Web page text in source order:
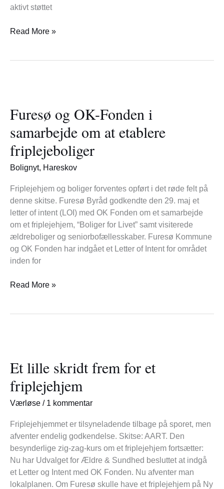
aktivt støttet
Read More »
Furesø og OK-Fonden i
samarbejde om at etablere
friplejeboliger
Bolignyt, Hareskov
Friplejehjem og boliger forventes opført i det røde felt på
denne skitse. Furesø Byråd godkendte den 29. maj et
letter of intent (LOI) med OK Fonden om et samarbejde
om et friplejehjem, “Boliger for Livet” samt visiterede
ældreboliger og seniorbofællesskaber. Furesø Kommune
og OK Fonden har indgået et Letter of Intent for området
inden for
OK-
Fonden
i
samarbejde
om
at
friplejeboliger
Read More »
Et lille skridt frem for et
friplejehjem
Værløse / 1 kommentar
Friplejehjemmet er tilsyneladende tilbage på sporet, men
afventer endelig godkendelse. Skitse: AART. Den
besynderlige zig-zag-kurs om et friplejehjem fortsætter:
Nu har Udvalget for Ældre & Sundhed besluttet at indgå
et Letter og Intent med OK Fonden. Nu afventer man
lokalplanen. Om Furesø skulle have et friplejehjem på Ny
skridt
frem
for
et